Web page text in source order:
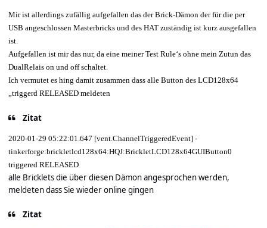
Mir ist allerdings zufällig aufgefallen das der Brick-Dämon der für die per
USB angeschlossen Masterbricks und des HAT zuständig ist kurz ausgefallen
ist.
Aufgefallen ist mir das nur, da eine meiner Test Rule‘s ohne mein Zutun das
DualRelais on und off schaltet.
Ich vermutet es hing damit zusammen dass alle Button des LCD128x64
„triggerd RELEASED meldeten
Zitat
2020-01-29 05:22:01.647 [vent.ChannelTriggeredEvent] -
tinkerforge:brickletlcd128x64:HQJ:BrickletLCD128x64GUIButton0
triggered RELEASED
alle Bricklets die über diesen Dämon angesprochen werden,
meldeten dass Sie wieder online gingen
Zitat